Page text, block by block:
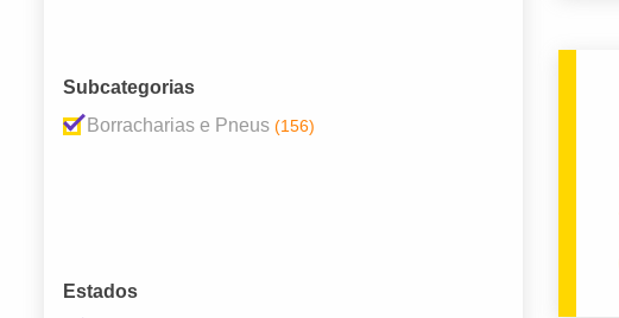
Subcategorias
Borracharias e Pneus (156)
Estados